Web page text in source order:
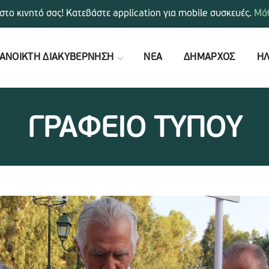
ΔΙΑΚΥΒΕΡΝΗΣΗ ΝΕΑ ΔΗΜΑΡΧΟΣ
ΓΡΑΦΕΙΟ ΤΥΠΟΥ
κινητό σας! Κατεβάστε application για mobile συσκευές.